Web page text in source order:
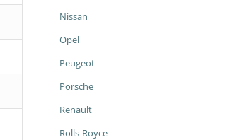
Nissan
Opel
Peugeot
Porsche
Renault
Rolls-Royce